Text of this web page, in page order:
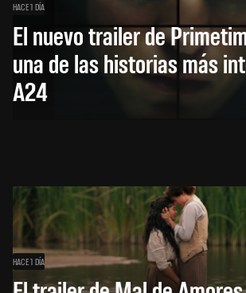
HACE 1 DÍA
El nuevo trailer de
una de las historias más
A24
HACE 1 DÍA